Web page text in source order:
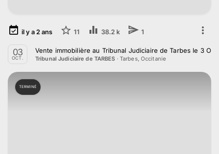
il y a 2ans 11 38.2 k 1
03
OCT.
Vente immobilière au Tribunal Judiciaire de Tarbes le 3
Tribunal Judiciaire de TARBES · Tarbes, Occitanie
TERMINÉ